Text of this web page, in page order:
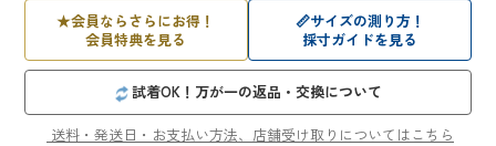
★会員ならさらにお得！
会員特典を見る
📏サイズの測り方！
採寸ガイドを見る
試着OK！万が一の返品・交換について
送料・発送日・お支払い方法、店舗受け取りについてはこちら